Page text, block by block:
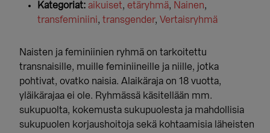
Kategoriat: aikuiset,etäryhmä, Nainen,
transfeminiini,transgender,Vertaisryhmä
Naisten ja feminiinien ryhmä on tarkoitettu
transnaisille, muille feminiineille ja niille, jotka
pohtivat, ovatko naisia. Alaikäraja on 18 vuotta,
yläikärajaa ei ole. Ryhmässä käsitellään mm.
sukupuolta, kokemusta sukupuolesta ja mahdollisia
sukupuolen korjaushoitoja sekä kohtaamisia läheisten